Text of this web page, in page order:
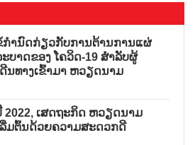
ກຳນົດກ່ຽວກັບການຕ້ານການແຜ່
ະບາດຂອງ ໂຄວິດ-19 ສຳລັບຜູ້
ດີນທາງເຂົ້າມາ ຫວຽດນາມ
2022, ເສດຖະກິດ ຫວຽດນາມ
ລີ່ມຕົ້ນດ້ວຍຄວາມສະດວກດີ